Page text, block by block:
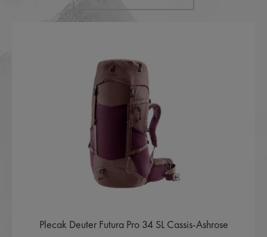
Plecak Deuter Futura Pro 34 SL Cassis-Ashrose